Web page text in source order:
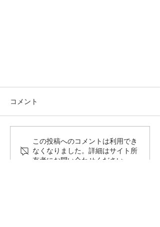
【占い】5月のメッセージ
コメント
この投稿へのコメントは利用でき
なくなりました。詳細はサイト所
有者にお問い合わせください。